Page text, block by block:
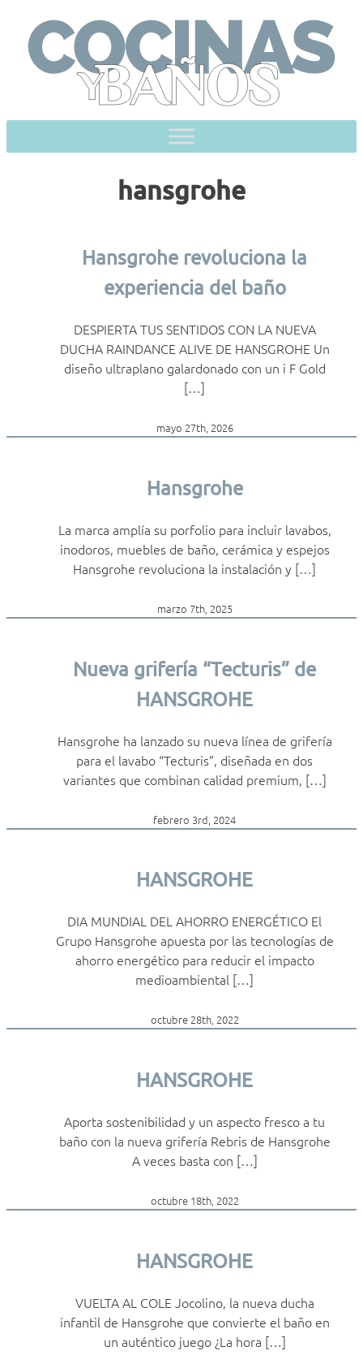
content
hansgrohe
Hansgrohe revoluciona la
experiencia del baño
DESPIERTA TUS SENTIDOS CON LA NUEVA
DUCHA RAINDANCE ALIVE DE HANSGROHE Un
diseño ultraplano galardonado con un i F Gold
[…]
mayo 27th, 2026
Hansgrohe
La marca amplía su porfolio para incluir lavabos,
inodoros, muebles de baño, cerámica y espejos
Hansgrohe revoluciona la instalación y […]
marzo 7th, 2025
Nueva grifería “Tecturis” de
HANSGROHE
Hansgrohe ha lanzado su nueva línea de grifería
para el lavabo “Tecturis”, diseñada en dos
variantes que combinan calidad premium, […]
febrero 3rd, 2024
HANSGROHE
DIA MUNDIAL DEL AHORRO ENERGÉTICO El
Grupo Hansgrohe apuesta por las tecnologías de
ahorro energético para reducir el impacto
medioambiental […]
octubre 28th, 2022
HANSGROHE
Aporta sostenibilidad y un aspecto fresco a tu
baño con la nueva grifería Rebris de Hansgrohe
A veces basta con […]
octubre 18th, 2022
HANSGROHE
VUELTA AL COLE Jocolino, la nueva ducha
infantil de Hansgrohe que convierte el baño en
un auténtico juego ¿La hora […]